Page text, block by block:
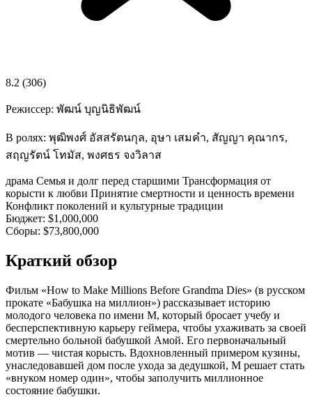
8.2 (306)
Режиссер: พัฒน์ บุญนิธิพัฒน์
В ролях: พุฒิพงศ์ อัสสรัตนกุล, อุษา เสมคำ, สัญญา คุณากร,
สฤญรัตน์ โทมัส, พงศธร จงวิลาส
драма Семья и долг перед старшими Трансформация от
корысти к любви Принятие смертности и ценность времени
Конфликт поколений и культурные традиции
Бюджет: $1,000,000
Сборы: $73,800,000
Краткий обзор
Фильм «How to Make Millions Before Grandma Dies» (в русском
прокате «Бабушка на миллион») рассказывает историю
молодого человека по имени М, который бросает учебу и
бесперспективную карьеру геймера, чтобы ухаживать за своей
смертельно больной бабушкой Амой. Его первоначальный
мотив — чистая корысть. Вдохновленный примером кузины,
унаследовавшей дом после ухода за дедушкой, М решает стать
«внуком номер один», чтобы заполучить миллионное
состояние бабушки.